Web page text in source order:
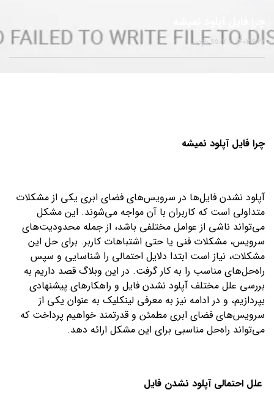
1403-6-22 9507 بازدید
چرا فایل آپلود نمیشه
آپلود نشدن فایل‌ها در سرویس‌های فضای ابری یکی از مشکلات
متداولی است که کاربران با آن مواجه می‌شوند. این مشکل
می‌تواند ناشی از عوامل مختلفی باشد، از جمله محدودیت‌های
سرویس، مشکلات فنی یا حتی اشتباهات کاربر. برای حل این
مشکلات، نیاز است ابتدا دلایل احتمالی را شناسایی و سپس
راه‌حل‌های مناسب را به کار گرفت. در این وبلاگ قصد داریم به
بررسی علل مختلف آپلود نشدن فایل و راهکارهای پیشنهادی
بپردازیم، و در ادامه نیز به معرفی لینکلیک به عنوان یکی از
سرویس‌های فضای ابری مطمئن و قدرتمند خواهیم پرداخت که
می‌تواند راه‌حل مناسبی برای این مشکل ارائه دهد.
علل احتمالی آپلود نشدن فایل